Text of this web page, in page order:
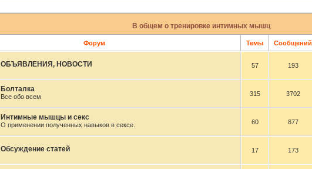
В общем о тренировке интимных мышц
Форум Темы Сообщений
ОБЪЯВЛЕНИЯ, НОВОСТИ 57 193
Болталка
Все обо всем 315 3702
Интимные мышцы и секс
О применении полученных навыков в сексе. 60 877
Обсуждение статей 17 173